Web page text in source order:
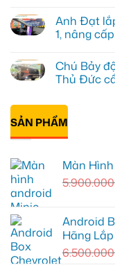
Green
cho
Honda
Thủ
Đức
vì
giới
hạn
lắp
màn
hình
cho
Honda
CR-
Quận
12
bình
luận
ở
lắp
Màn
hình
Minio
Green
cho
Suzuki
Quận
tiện
ích
Anh Đạt
1, nâng
bình
luận
ở
Android
box
Geely
Quận
nâng
Chú Bảy
Thủ Đức
có
luận
ở
Chú
Everest
tại
Thủ
Đức
cần
SẢN PHẨM
Màn
5.900.000
Android
Hãng
6.500.000